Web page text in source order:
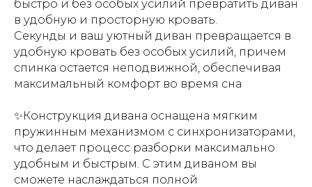
быстро и без особых усилий превратить диван
в удобную и просторную кровать.
Секунды и ваш уютный диван превращается в
удобную кровать без особых усилий, причем
спинка остается неподвижной, обеспечивая
максимальный комфорт во время сна
✨Конструкция дивана оснащена мягким
пружинным механизмом с синхронизаторами,
что делает процесс разборки максимально
удобным и быстрым. С этим диваном вы
сможете наслаждаться полной